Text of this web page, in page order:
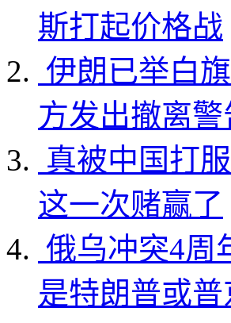
斯打起价格战
伊朗已举白
方发出撤离警
真被中国打
这一次赌赢了
俄乌冲突4周
是特朗普或普